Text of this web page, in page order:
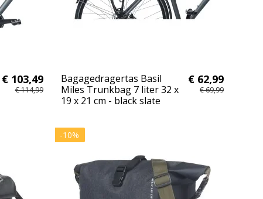
€ 103,49
€ 114,99
Bagagedragertas Basil
Miles Trunkbag 7 liter 32 x
19 x 21 cm - black slate
€ 62,99
€ 69,99
-10%